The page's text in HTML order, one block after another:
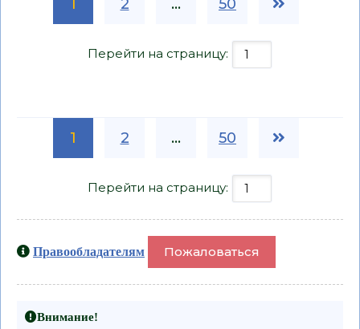
2 ... 50
Перейти на страницу:
1 2 ... 50
Перейти на страницу:
Правообладателям Пожаловаться
Внимание!